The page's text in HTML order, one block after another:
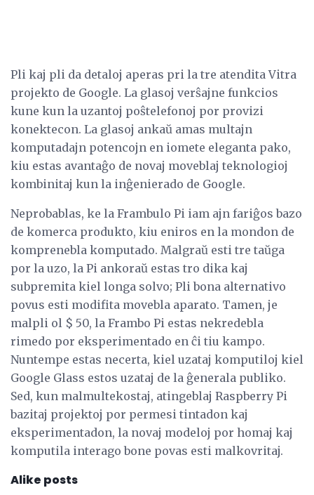
Pli kaj pli da detaloj aperas pri la tre atendita Vitra
projekto de Google. La glasoj verŝajne funkcios
kune kun la uzantoj poŝtelefonoj por provizi
konektecon. La glasoj ankaŭ amas multajn
komputadajn potencojn en iomete eleganta pako,
kiu estas avantaĝo de novaj moveblaj teknologioj
kombinitaj kun la inĝenierado de Google.
Neprobablas, ke la Frambulo Pi iam ajn fariĝos bazo
de komerca produkto, kiu eniros en la mondon de
komprenebla komputado. Malgraŭ esti tre taŭga
por la uzo, la Pi ankoraŭ estas tro dika kaj
subpremita kiel longa solvo; Pli bona alternativo
povus esti modifita movebla aparato. Tamen, je
malpli ol $ 50, la Frambo Pi estas nekredebla
rimedo por eksperimentado en ĉi tiu kampo.
Nuntempe estas necerta, kiel uzataj komputiloj kiel
Google Glass estos uzataj de la ĝenerala publiko.
Sed, kun malmultekostaj, atingeblaj Raspberry Pi
bazitaj projektoj por permesi tintadon kaj
eksperimentadon, la novaj modeloj por homaj kaj
komputila interago bone povas esti malkovritaj.
Alike posts